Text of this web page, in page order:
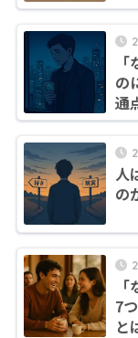
の
通
人
の
7
と